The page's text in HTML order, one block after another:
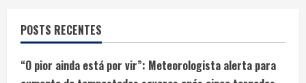
POSTS RECENTES
“O pior ainda está por vir”: Meteorologista alerta para